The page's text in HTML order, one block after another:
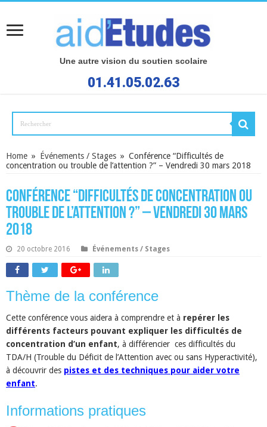
Une autre vision du soutien scolaire
01.41.05.02.63
Home » Événements / Stages » Conférence “Difficultés de
concentration ou trouble de l’attention ?” – Vendredi 30 mars 2018
Conférence “Difficultés de concentration ou
trouble de l’attention ?” – Vendredi 30 mars
2018
20 octobre 2016 Événements / Stages
Thème de la conférence
Cette conférence vous aidera à comprendre et à repérer les
différents facteurs pouvant expliquer les difficultés de
concentration d’un enfant, à différencier ces difficultés du
TDA/H (Trouble du Déficit de l’Attention avec ou sans Hyperactivité),
à découvrir des pistes et des techniques pour aider votre
enfant.
Informations pratiques